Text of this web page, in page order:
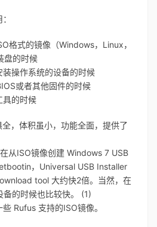
格式的镜像（Windows，Linux，
盘的时候
操作系统的设备的时候
或者其他固件的时候
具的时候
，体积虽小，功能全面，提供了
从ISO镜像创建 Windows 7 USB
，Universal USB Installer
tool 大约快2倍。当然，在
的时候也比较快。 (1)
Rufus 支持的ISO镜像。